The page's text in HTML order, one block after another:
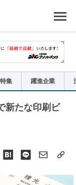
特集 躍進企業
新たな印刷ビ